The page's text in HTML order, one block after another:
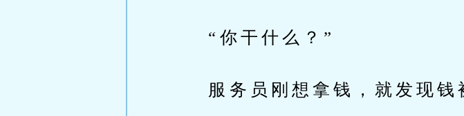
“你干什么？”
服务员刚想拿钱，就发现钱